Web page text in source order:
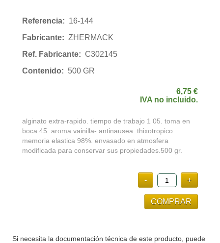
Referencia: 16-144
Fabricante: ZHERMACK
Ref. Fabricante: C302145
Contenido: 500 GR
6,75 €
IVA no incluido.
alginato extra-rapido. tiempo de trabajo 1 05. toma en
boca 45. aroma vainilla- antinausea. thixotropico.
memoria elastica 98%. envasado en atmosfera
modificada para conservar sus propiedades.500 gr.
Si necesita la documentación técnica de este producto, puede